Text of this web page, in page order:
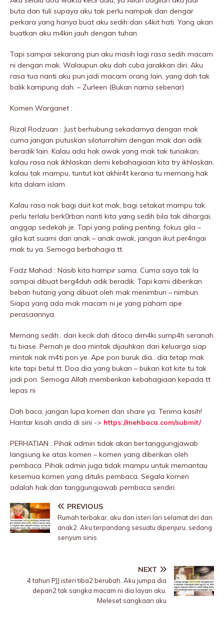
buta dan tuli supaya aku tak perlu nampak dan dengar
perkara yang hanya buat aku sedih dan s4kit hati. Yang akan
buatkan aku m4kin jauh dengan tuhan.
Tapi sampai sekarang pun aku masih lagi rasa sedih macam
ni dengan mak. Walaupun aku dah cuba jarakkan diri. Aku
rasa tua nanti aku pun jadi macam orang lain, yang dah tak
balik kampung dah. – Zurleen (Bukan nama sebenar)
Komen Warganet :
Rizal Rodzuan : Just berhubung sekadarnya dengan mak
cuma jangan putuskan silaturrahim dengan mak dan adik
beradik lain. Kalau ada hak awak yang mak tak tunaikan,
kalau rasa nak ikhlaskan demi kebahagiaan kita try ikhlaskan,
kalau tak mampu, tuntut kat akhir4t kerana tu memang hak
kita dalam islam.
Kalau rasa nak bagi duit kat mak, bagi setakat mampu tak
perlu terlalu berk0rban nanti kita yang sedih bila tak dihargai,
anggap sedekah je. Tapi yang paling penting, fokus giIa –
giIa kat suami dan anak – anak awak, jangan ikut per4ngai
mak tu ya. Semoga berbahagia tt.
Fadz Mahad : Nasib kita hampir sama. Cuma saya tak la
sampai dibuat berg4duh adik beradik. Tapi kami diberikan
beban hutang yang dibuat oleh mak menimbun – nimbun.
Siapa yang ada mak macam ni je yang paham ape
perasaannya.
Memang sedih.. dari kecik dah ditoca dim4ki sump4h seranah
tu biase. Pernah je doa mintak dijauhkan dari keluarga siap
mintak nak m4ti pon ye. Ape pon buruk dia.. dia tetap mak
kite tapi betul tt. Doa dia yang bukan – bukan kat kite tu tak
jadi pon. Semoga Allah memberikan kebahagiaan kepada tt
lepas ni
Dah baca, jangan lupa komen dan share ya. Terima kasih!
Hantar kisah anda di sini -> https://mehbaca.com/submit/
PERHATIAN : Pihak admin tidak akan bertanggungjawab
langsung ke atas komen – komen yang diberikan oleh
pembaca. Pihak admin juga tidak mampu untuk memantau
kesemua komen yang ditulis pembaca. Segala komen
adalah hak dan tanggungjawab pembaca sendiri.
PREVIOUS
Rumah terbakar, aku dan isteri lari selamat diri dan
anak2. Aku terpandang sesuatu dipenjuru, sedang
senyum sinis
NEXT
4 tahun PJJ isteri tiba2 berubah. Aku jumpa dia
depan2 tak sangka macam ni dia layan aku.
Meleset sangkaan aku